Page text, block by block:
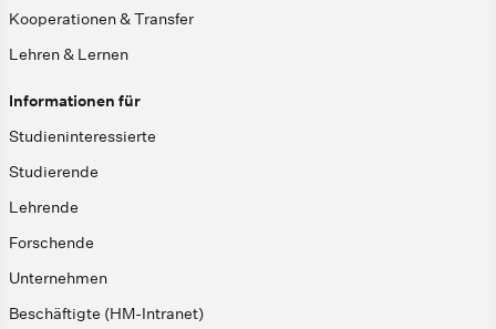
Kooperationen & Transfer
Lehren & Lernen
Informationen für
Studieninteressierte
Studierende
Lehrende
Forschende
Unternehmen
Beschäftigte (HM-Intranet)